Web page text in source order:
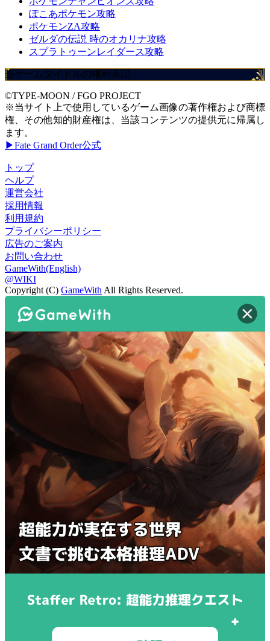
ぽこあポケモン攻略
ポケモンZA攻略
ゼルダの伝説 時のオカリナ攻略
スプラトゥーンレイダース攻略
当ゲームタイトルの権利表記
©TYPE-MOON / FGO PROJECT
※当サイト上で使用しているゲーム画像の著作権および商標
権、その他知的財産権は、当該コンテンツの提供元に帰属し
ます。
▶Fate Grand Order公式
トップ
ヘルプ
運営会社
採用情報
利用規約
プライバシーポリシー
広告のご案内
お問い合わせ
GameWith(English)
@WIKI
Copyright (C) GameWith All Rights Reserved.